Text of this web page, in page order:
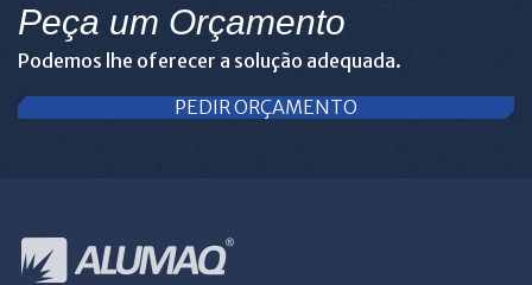
Peça um Orçamento
Podemos lhe oferecer a solução adequada.
PEDIR ORÇAMENTO